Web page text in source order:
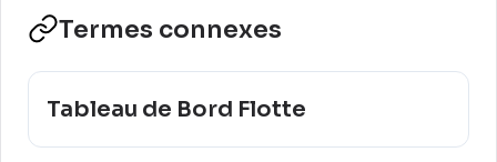
Termes connexes
Tableau de Bord Flotte